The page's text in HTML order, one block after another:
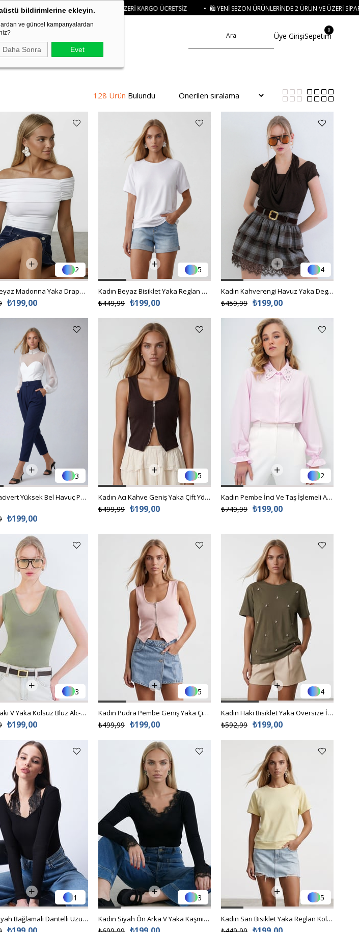
bildirimlerine ekleyin.
ve güncel kampanyalardan
Daha Sonra Evet
750₺ ÜZERI KARGO ÜCRETSIZ • 🛍️ YENI SEZON ÜRÜNLERINDE 2 ÜRÜN VE ÜZERI SIPARIŞLERDE SEPETTE%15 İNDIRIM
Üye GirişiSepetim
0
128 Ürün
2
Kadın Beyaz Madonna Yaka Drapeli Bluz Alc-X15456
₺199,00
5
Kadın Beyaz Bisiklet Yaka Reglan Kol Oversize T-Shırt Alc-X15492
₺199,00
₺449,99
4
Kadın Kahverengi Havuz Yaka Degaje Detaylı Transparan Örme Bluz Alc-X15395
₺199,00
₺459,99
3
Kadın Lacivert Yüksek Bel Havuç Pantolon ALC-X11148
₺199,00
5
Kadın Acı Kahve Geniş Yaka Çift Yön Fermuarlı Bluz Alc-X15495
₺199,00
₺499,99
2
Kadın Pembe İnci Ve Taş İşlemeli Aerobin Gömlek ALC-X10085
₺199,00
₺749,99
3
Kadın Haki V Yaka Kolsuz Bluz Alc-X15441
₺199,00
5
Kadın Pudra Pembe Geniş Yaka Çift Yön Fermuarlı Bluz Alc-X15495
₺199,00
₺499,99
4
Kadın Haki Bisiklet Yaka Oversize İnci Ve Taş İşlemeli T-Shirt ALC-X11964
₺199,00
₺592,99
1
Kadın Siyah Bağlamalı Dantelli Uzun Kollu Bluz Alc-X15054
3
Kadın Siyah Ön Arka V Yaka Kaşmir Dokulu Transparan Dantel Detaylı Bluz Alc-X15268
5
Kadın Sarı Bisiklet Yaka Reglan Kol Oversize T-Shırt Alc-X15492